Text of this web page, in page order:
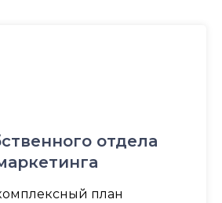
отдела
план